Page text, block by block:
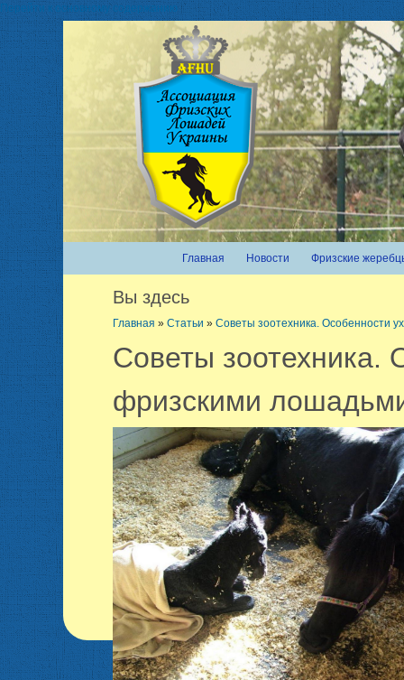
Перейти к основному содержанию
Главная Новости Фризские
Вы здесь
Главная » Статьи » Советы зоотехника. Особенности
Советы зоотехника.
фризскими